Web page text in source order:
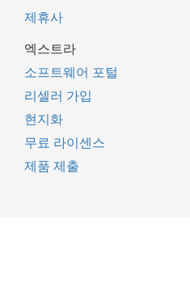
제휴사
엑스트라
소프트웨어 포털
리셀러 가입
현지화
무료 라이센스
제품 제출